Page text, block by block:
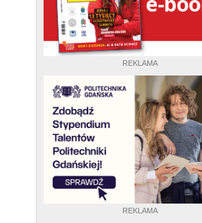
REKLAMA
REKLAMA